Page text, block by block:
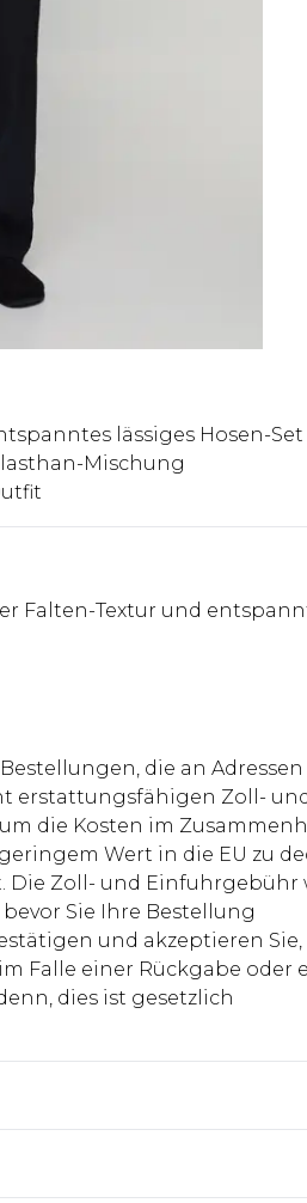
lässiges Hosen-Set
Mischung
Falten-Textur und
die an Adressen
erstattungsfähigen Zoll-
die Kosten im
Wert in die EU zu
Die Zoll- und Einfuhrgebühr
Sie Ihre Bestellung
und akzeptieren Sie,
Falle einer Rückgabe oder
dies ist gesetzlich